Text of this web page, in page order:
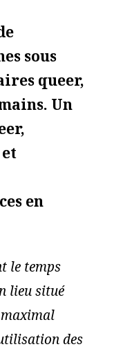
sous
queer,
Un
en
le temps
lieu situé
des